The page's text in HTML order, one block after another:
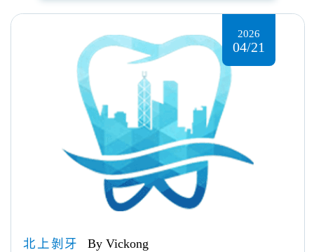
2026
04/21
北上剝牙 By Vickong